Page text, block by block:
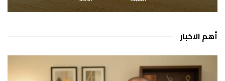
أهم الاخبار